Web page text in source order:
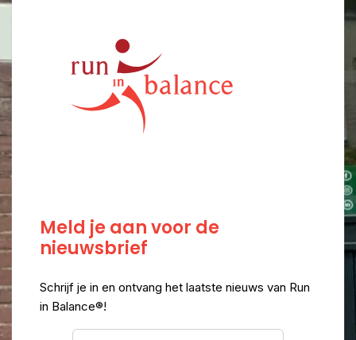
Meld je aan voor de
nieuwsbrief
Schrijf je in en ontvang het laatste nieuws van Run
in Balance®!